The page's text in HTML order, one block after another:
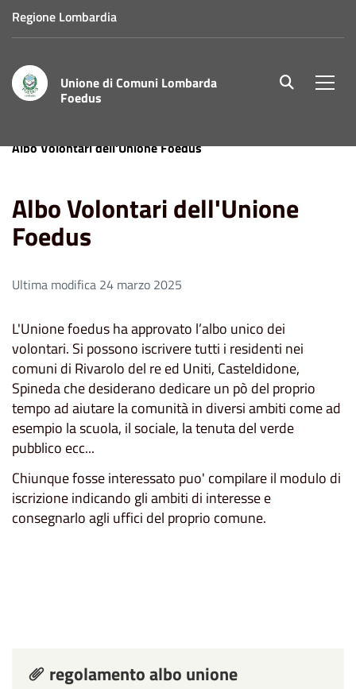
Regione Lombardia
Unione di Comuni Lombarda
Foedus
site.searc
Albo Volontari dell'Unione Foedus
Albo Volontari dell'Unione
Foedus
Ultima modifica 24 marzo 2025
L'Unione foedus ha approvato l’albo unico dei
volontari. Si possono iscrivere tutti i residenti nei
comuni di Rivarolo del re ed Uniti, Casteldidone,
Spineda che desiderano dedicare un pò del proprio
tempo ad aiutare la comunità in diversi ambiti come ad
esempio la scuola, il sociale, la tenuta del verde
pubblico ecc...
Chiunque fosse interessato puo' compilare il modulo di
iscrizione indicando gli ambiti di interesse e
consegnarlo agli uffici del proprio comune.
regolamento albo unione